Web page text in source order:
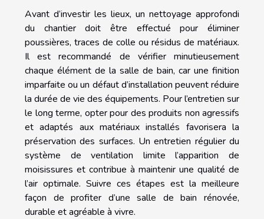
Avant d’investir les lieux, un nettoyage approfondi
du chantier doit être effectué pour éliminer
poussières, traces de colle ou résidus de matériaux.
Il est recommandé de vérifier minutieusement
chaque élément de la salle de bain, car une finition
imparfaite ou un défaut d’installation peuvent réduire
la durée de vie des équipements. Pour l’entretien sur
le long terme, opter pour des produits non agressifs
et adaptés aux matériaux installés favorisera la
préservation des surfaces. Un entretien régulier du
système de ventilation limite l’apparition de
moisissures et contribue à maintenir une qualité de
l’air optimale. Suivre ces étapes est la meilleure
façon de profiter d’une salle de bain rénovée,
durable et agréable à vivre.